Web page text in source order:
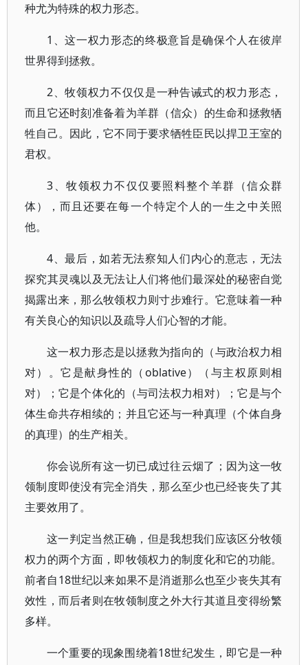
种尤为特殊的权力形态。
1、这一权力形态的终极意旨是确保个人在彼岸
世界得到拯救。
2、牧领权力不仅仅是一种告诫式的权力形态，
而且它还时刻准备着为羊群（信众）的生命和拯救牺
牲自己。因此，它不同于要求牺牲臣民以捍卫王室的
君权。
3、牧领权力不仅仅要照料整个羊群（信众群
体），而且还要在每一个特定个人的一生之中关照
他。
4、最后，如若无法察知人们内心的意志，无法
探究其灵魂以及无法让人们将他们最深处的秘密自觉
揭露出来，那么牧领权力则寸步难行。它意味着一种
有关良心的知识以及疏导人们心智的才能。
这一权力形态是以拯救为指向的（与政治权力相
对）。它是献身性的（oblative）（与主权原则相
对）；它是个体化的（与司法权力相对）；它是与个
体生命共存相续的；并且它还与一种真理（个体自身
的真理）的生产相关。
你会说所有这一切已成过往云烟了；因为这一牧
领制度即使没有完全消失，那么至少也已经丧失了其
主要效用了。
这一判定当然正确，但是我想我们应该区分牧领
权力的两个方面，即牧领权力的制度化和它的功能。
前者自18世纪以来如果不是消逝那么也至少丧失其有
效性，而后者则在牧领制度之外大行其道且变得纷繁
多样。
一个重要的现象围绕着18世纪发生，即它是一种